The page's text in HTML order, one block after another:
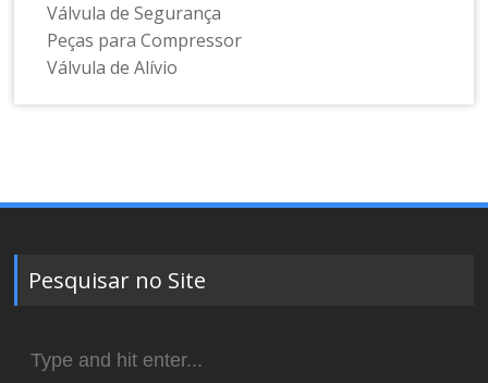
Válvula de Segurança
Peças para Compressor
Válvula de Alívio
Pesquisar no Site
for: